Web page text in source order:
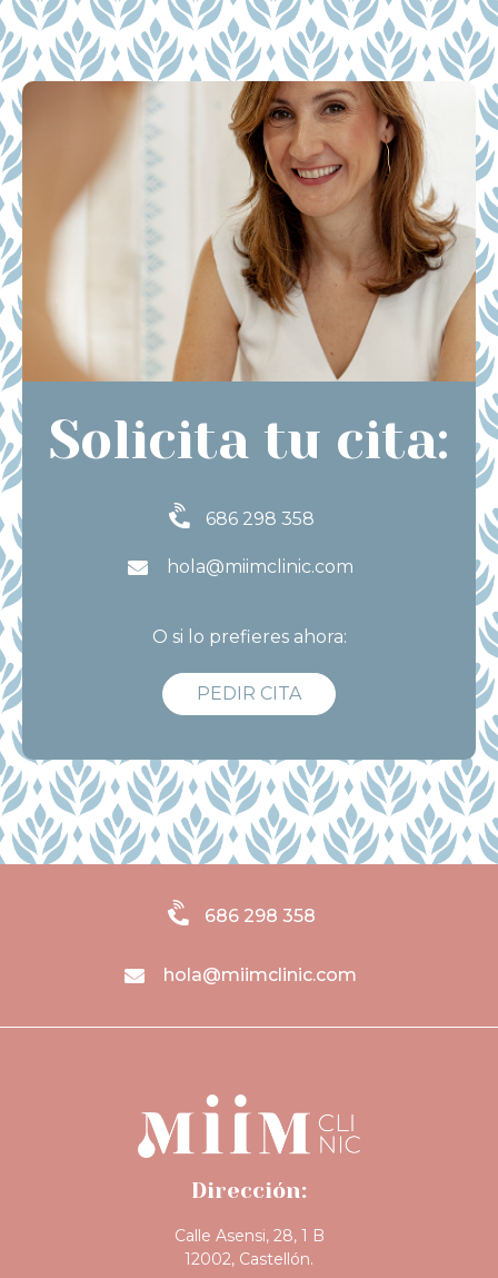
Solicita tu cita:
686 298 358
hola@miimclinic.com
O si lo prefieres ahora:
PEDIR CITA
686 298 358
hola@miimclinic.com
Dirección:
Calle Asensi, 28, 1 B
12002, Castellón.